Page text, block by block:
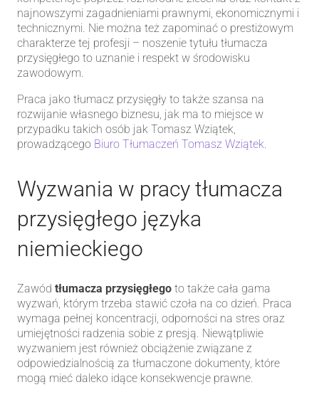
najnowszymi zagadnieniami prawnymi, ekonomicznymi i
technicznymi. Nie można też zapominać o prestiżowym
charakterze tej profesji – noszenie tytułu tłumacza
przysięgłego to uznanie i respekt w środowisku
zawodowym.
Praca jako tłumacz przysięgły to także szansa na
rozwijanie własnego biznesu, jak ma to miejsce w
przypadku takich osób jak Tomasz Wziątek,
prowadzącego Biuro Tłumaczeń Tomasz Wziątek.
Wyzwania w pracy tłumacza
przysięgłego języka
niemieckiego
Zawód tłumacza przysięgłego to także cała gama
wyzwań, którym trzeba stawić czoła na co dzień. Praca
wymaga pełnej koncentracji, odporności na stres oraz
umiejętności radzenia sobie z presją. Niewątpliwie
wyzwaniem jest również obciążenie związane z
odpowiedzialnością za tłumaczone dokumenty, które
mogą mieć daleko idące konsekwencje prawne.